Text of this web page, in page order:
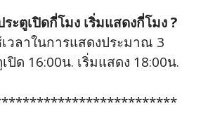
ะตูเปิดกี่โมง เริ่มแสดงกี่โมง ?
วลาในการแสดงประมาณ 3
ปิด 16:00น. เริ่มแสดง 18:00น.